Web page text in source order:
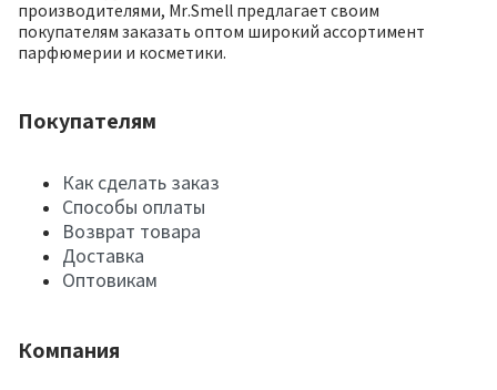
производителями, Mr.Smell предлагает своим
покупателям заказать оптом широкий ассортимент
парфюмерии и косметики.
Покупателям
Как сделать заказ
Способы оплаты
Возврат товара
Доставка
Оптовикам
Компания